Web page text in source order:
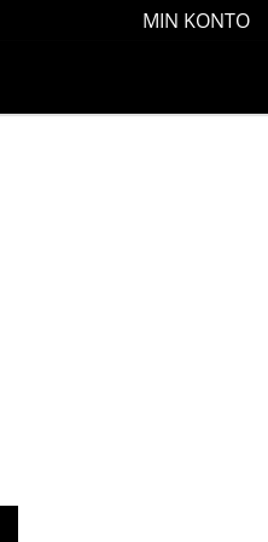
MIN KONTO